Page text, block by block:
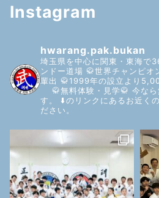
Instagram
hwarang.pak.bukan
埼玉県を中心に関東・東海で
ンドー道場 🥋世界チャンピオ
輩出 🥋1999年の設立より
🥋無料体験・見学🥋 今な
す。
⬇️のリンクにあるお近く
ださい。